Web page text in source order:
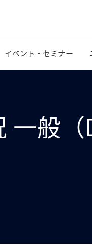
イベント・セミナー
般（